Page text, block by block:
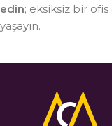
edin; eksiksiz bir ofis
yaşayın.